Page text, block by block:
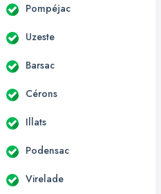
Pompéjac
Uzeste
Barsac
Cérons
Illats
Podensac
Virelade